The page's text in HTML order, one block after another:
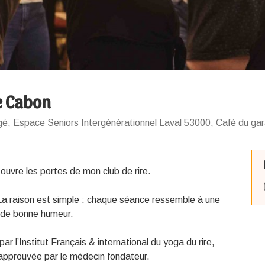
Espace Seniors Intergénérationnel Laval 53000, Café du
les portes de mon club de rire.
raison est simple : chaque séance ressemble à une
bonne humeur.
l’Institut Français & international du yoga du rire,
par le médecin fondateur.